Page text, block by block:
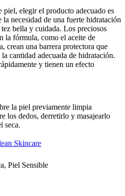
piel, elegir el producto adecuado es
necesidad de una fuerte hidratación
bella y cuidada. Los preciosos
la fórmula, como el aceite de
crean una barrera protectora que
cantidad adecuada de hidratación.
y tienen un efecto
la piel previamente limpia
los dedos, derretirlo y masajearlo
seca.
Skincare
Piel Sensible